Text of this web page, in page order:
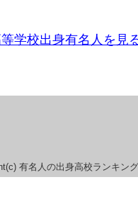
学校出身有名人を見
有名人の出身高校ランキン